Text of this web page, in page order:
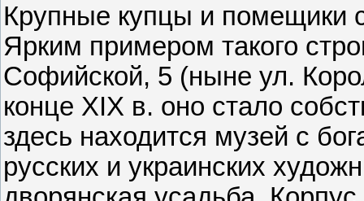
Крупные купцы и помещики
Ярким примером такого
Софийской, 5 (ныне ул.
конце XIX в. оно стало
здесь находится музей с
русских и украинских